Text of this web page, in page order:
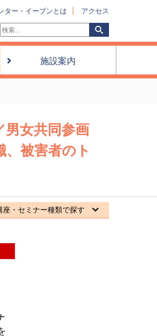
ター・イーブンとは アクセス
索:
検
索
施設案内
男女共同参画
被害者のト
座・セミナー種類で探す